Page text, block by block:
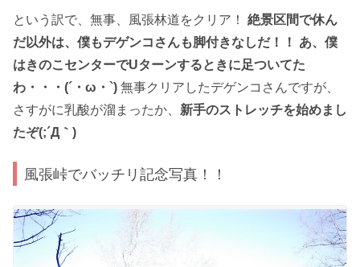
という訳で、無事、風張林道をクリア！ 絶景区間で休ん
だ以外は、僕もデゲンコさんも脚付きなしだ！！ あ、僕
はきのこセンターでUターンするときに足ついてた
わ・・・(´・ω・`) 無事クリアしたデゲンコさんですが、
さすがに乳酸が溜まったか、 新手のストレッチを始めまし
たぞ(;´Д｀)
風張峠でバッチリ記念写真！！